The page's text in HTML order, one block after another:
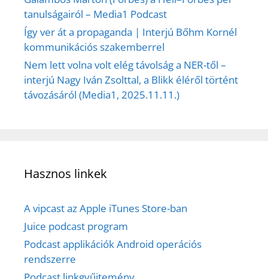
tanulságairól – Media1 Podcast
Így ver át a propaganda | Interjú Bőhm Kornél
kommunikációs szakemberrel
Nem lett volna volt elég távolság a NER-től –
interjú Nagy Iván Zsolttal, a Blikk éléről történt
távozásáról (Media1, 2025.11.11.)
Hasznos linkek
A vipcast az Apple iTunes Store-ban
Juice podcast program
Podcast applikációk Android operációs
rendszerre